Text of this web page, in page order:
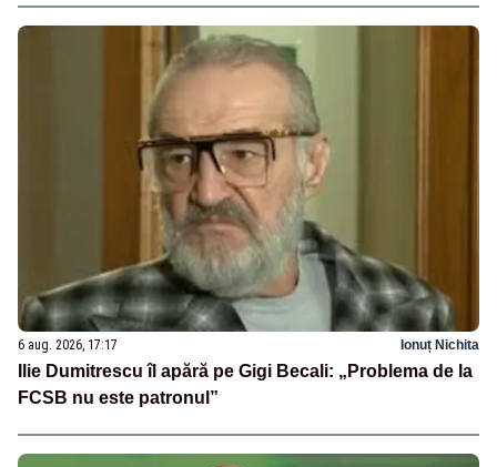
6 aug. 2026, 17:17 Ionuț Nichita
Ilie Dumitrescu îl apără pe Gigi Becali: „Problema de la
FCSB nu este patronul”